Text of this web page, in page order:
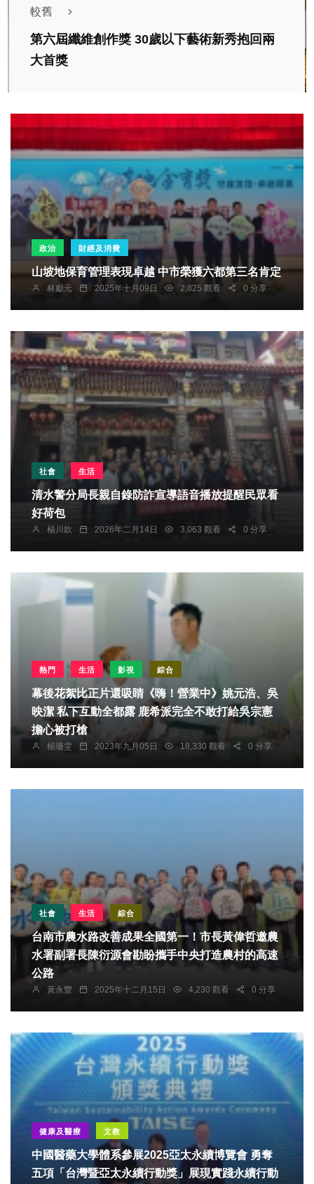
較舊
第六屆纖維創作獎 30歲以下藝術新秀抱回兩
大首獎
政治 財經及消費
山坡地保育管理表現卓越 中市榮獲六都第三名肯定
林獻元 2025年十月09日 2,825 觀看 0 分享
社會 生活
清水警分局長親自錄防詐宣導語音播放提醒民眾看
好荷包
楊川欽 2026年二月14日 3,063 觀看 0 分享
熱門 生活 影視 綜合
幕後花絮比正片還吸睛《嗨！營業中》姚元浩、吳
映潔 私下互動全都露 鹿希派完全不敢打給吳宗憲
擔心被打槍
楊珊雯 2023年九月05日 18,330 觀看 0 分享
社會 生活 綜合
台南市農水路改善成果全國第一！市長黃偉哲邀農
水署副署長陳衍源會勘盼攜手中央打造農村的高速
公路
黃永豐 2025年十二月15日 4,230 觀看 0 分享
健康及醫療 文教
中國醫藥大學體系參展2025亞太永續博覽會 勇奪
五項「台灣暨亞太永續行動獎」展現實踐永續行動